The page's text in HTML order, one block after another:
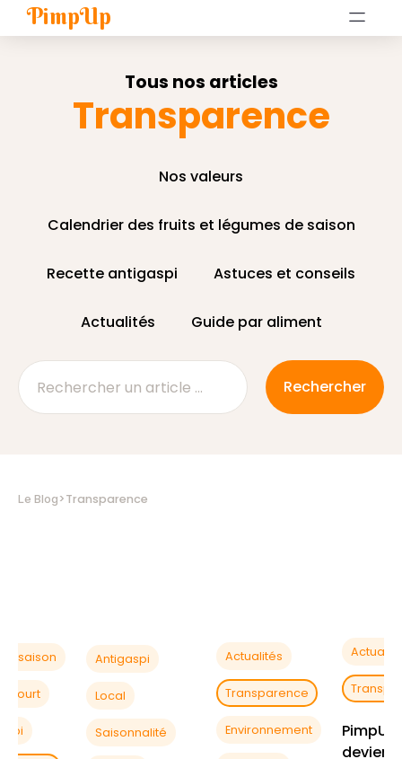
PimpUp
Tous nos articles
Transparence
Nos valeurs
Calendrier des fruits et légumes de saison
Recette antigaspi Astuces et conseils
Actualités Guide par aliment
Le Blog >Transparence
saison
Court
Antigaspi
Local
Saisonnalité
Actualités
Transparence
Environnement
PimpUp
devient